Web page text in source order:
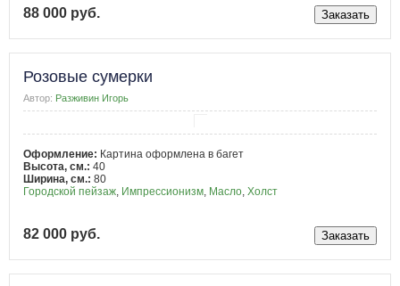
88 000 руб.
Розовые сумерки
Автор: Разживин Игорь
Оформление: Картина оформлена в багет
Высота, см.: 40
Ширина, см.: 80
Городской пейзаж, Импрессионизм, Масло, Холст
82 000 руб.